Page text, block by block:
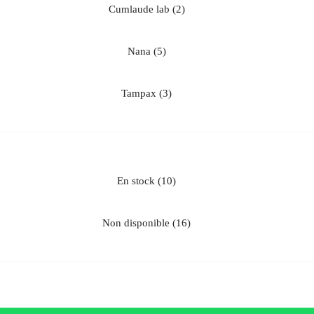
cumlaude lab (2)
nana (5)
tampax (3)
en stock (10)
non disponible (16)